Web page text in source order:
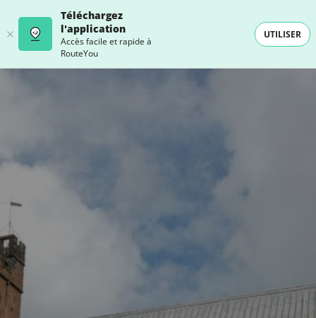
Téléchargez
l'application
Accès facile et rapide à
RouteYou
UTILISER